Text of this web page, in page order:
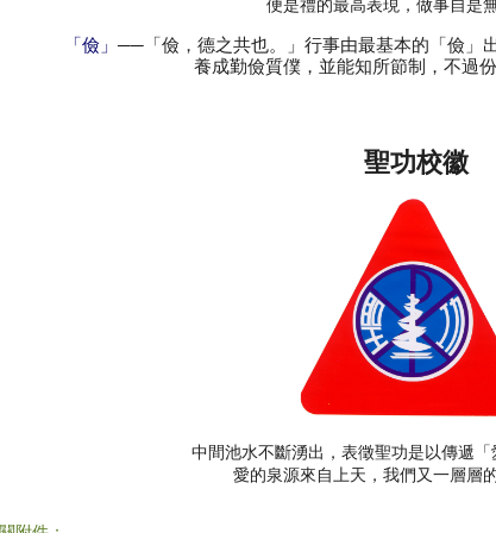
便是禮的最高表現，做事自是
「儉」 ──「儉，德之共也。」行事由最基本的「儉」
養成勤儉質僕，並能知所節制，不過
聖功校徽
中間池水不斷湧出，表徵聖功是以傳遞「
愛的泉源來自上天，我們又一層層